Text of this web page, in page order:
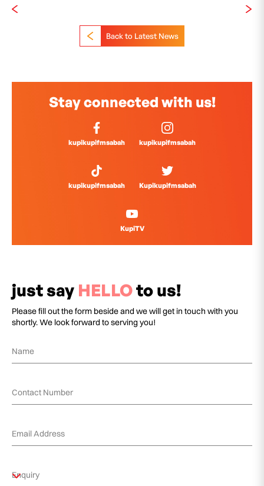
Back to Latest News
Stay connected with us!
kupikupifmsabah kupikupifmsabah
kupikupifmsabah Kupikupifmsabah
KupiTV
just say HELLOto us!
Please fill out the form beside and we will get in touch with you
shortly. We look forward to serving you!